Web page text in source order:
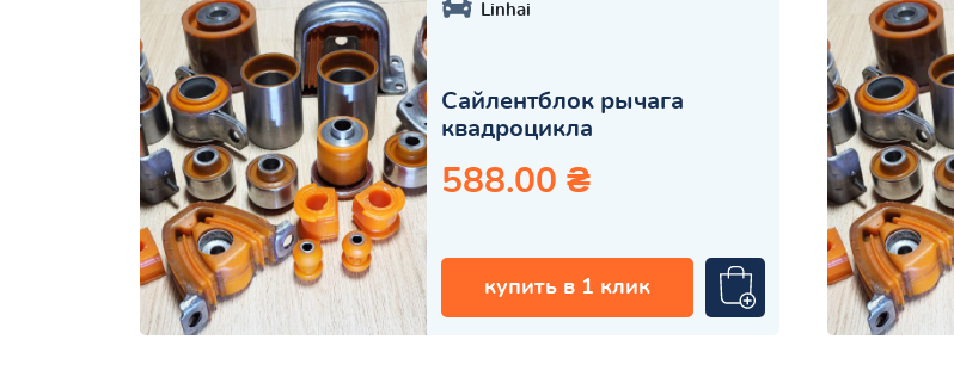
Linhai
Сайлентблок рычага
квадроцикла
588.00 ₴
купить в 1 клик